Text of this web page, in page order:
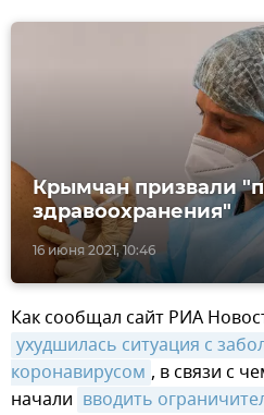
16 июня 2021, 10:46
Крымчан призвали
здравоохранения"
Как сообщал сайт РИА
ухудшилась ситуация с
коронавирусом , в связи с
начали вводить